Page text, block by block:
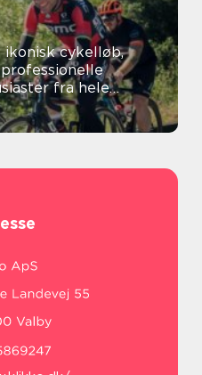
ikonisk cykelløb,
fra hele